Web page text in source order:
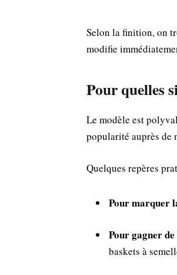
Selon la finition, on
modifie
Pour quelles
Le modèle est
popularité auprès de
Quelques repères
Pour marquer
Pour gagner
baskets à